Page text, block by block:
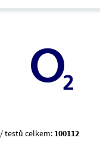
/ testů celkem: 100112